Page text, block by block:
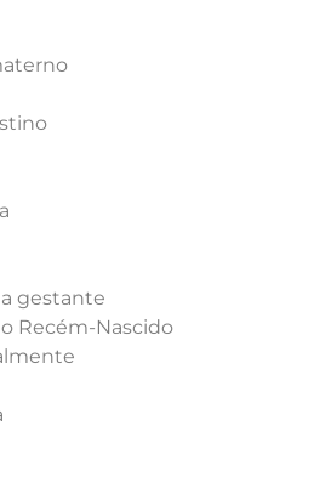
gestante
Recém-Nascido